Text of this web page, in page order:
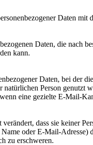
Daten
Daten, die
kann.
Daten, bei der
Person
eine gezielte E-Mail-
dass sie keiner
oder E-Mail-
zu erschweren.